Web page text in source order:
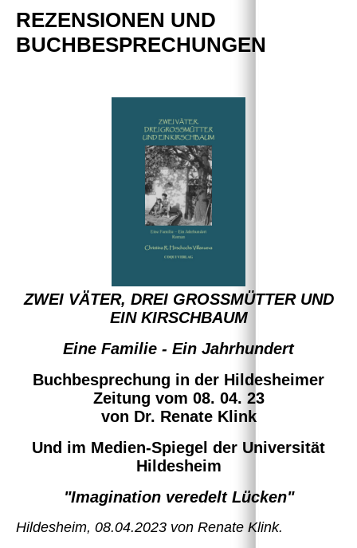
REZENSIONEN UND
BUCHBESPRECHUNGEN
ZWEI VÄTER, DREI GROSSMÜTTER UND
EIN KIRSCHBAUM
Eine Familie - Ein Jahrhundert
Buchbesprechung in der Hildesheimer
Zeitung vom 08. 04. 23
von Dr. Renate Klink
Und im Medien-Spiegel der Universität
Hildesheim
"Imagination veredelt Lücken"
Hildesheim, 08.04.2023 von Renate Klink.